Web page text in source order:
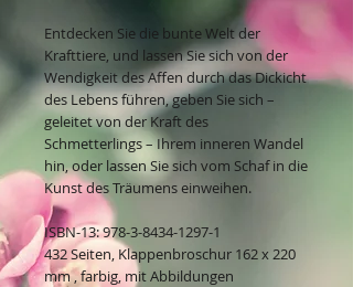
Entdecken Sie die bunte Welt der
Krafttiere, und lassen Sie sich von der
Wendigkeit des Affen durch das Dickicht
des Lebens führen, geben Sie sich –
geleitet von der Kraft des
Schmetterlings – Ihrem inneren Wandel
hin, oder lassen Sie sich vom Schaf in die
Kunst des Träumens einweihen.
ISBN-13: 978-3-8434-1297-1
432 Seiten, Klappenbroschur 162 x 220
mm , farbig, mit Abbildungen